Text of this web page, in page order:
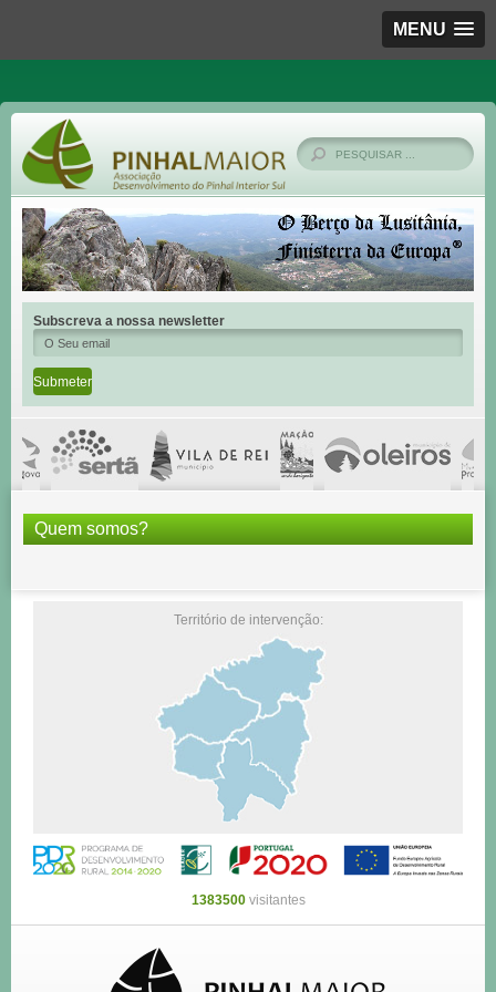
MENU
Subscreva a nossa newsletter
Quem somos?
Território de intervenção:
1383500visitantes